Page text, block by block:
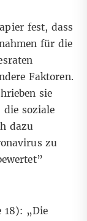
fest, dass
für die
Faktoren.
sie
soziale
dazu
zu
18): „Die